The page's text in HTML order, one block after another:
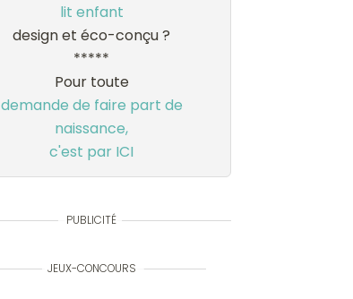
lit enfant
design et éco-conçu ?
*****
Pour toute
demande de faire part de
naissance,
c'est par ICI
PUBLICITÉ
JEUX-CONCOURS